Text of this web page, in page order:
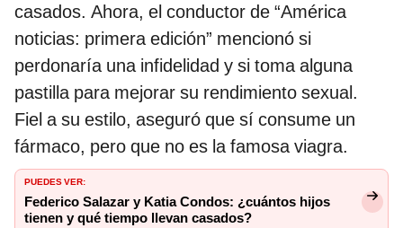
casados. Ahora, el conductor de “América
noticias: primera edición” mencionó si
perdonaría una infidelidad y si toma alguna
pastilla para mejorar su rendimiento sexual.
Fiel a su estilo, aseguró que sí consume un
fármaco, pero que no es la famosa viagra.
PUEDES VER:
Federico Salazar y Katia Condos: ¿cuántos hijos
tienen y qué tiempo llevan casados?